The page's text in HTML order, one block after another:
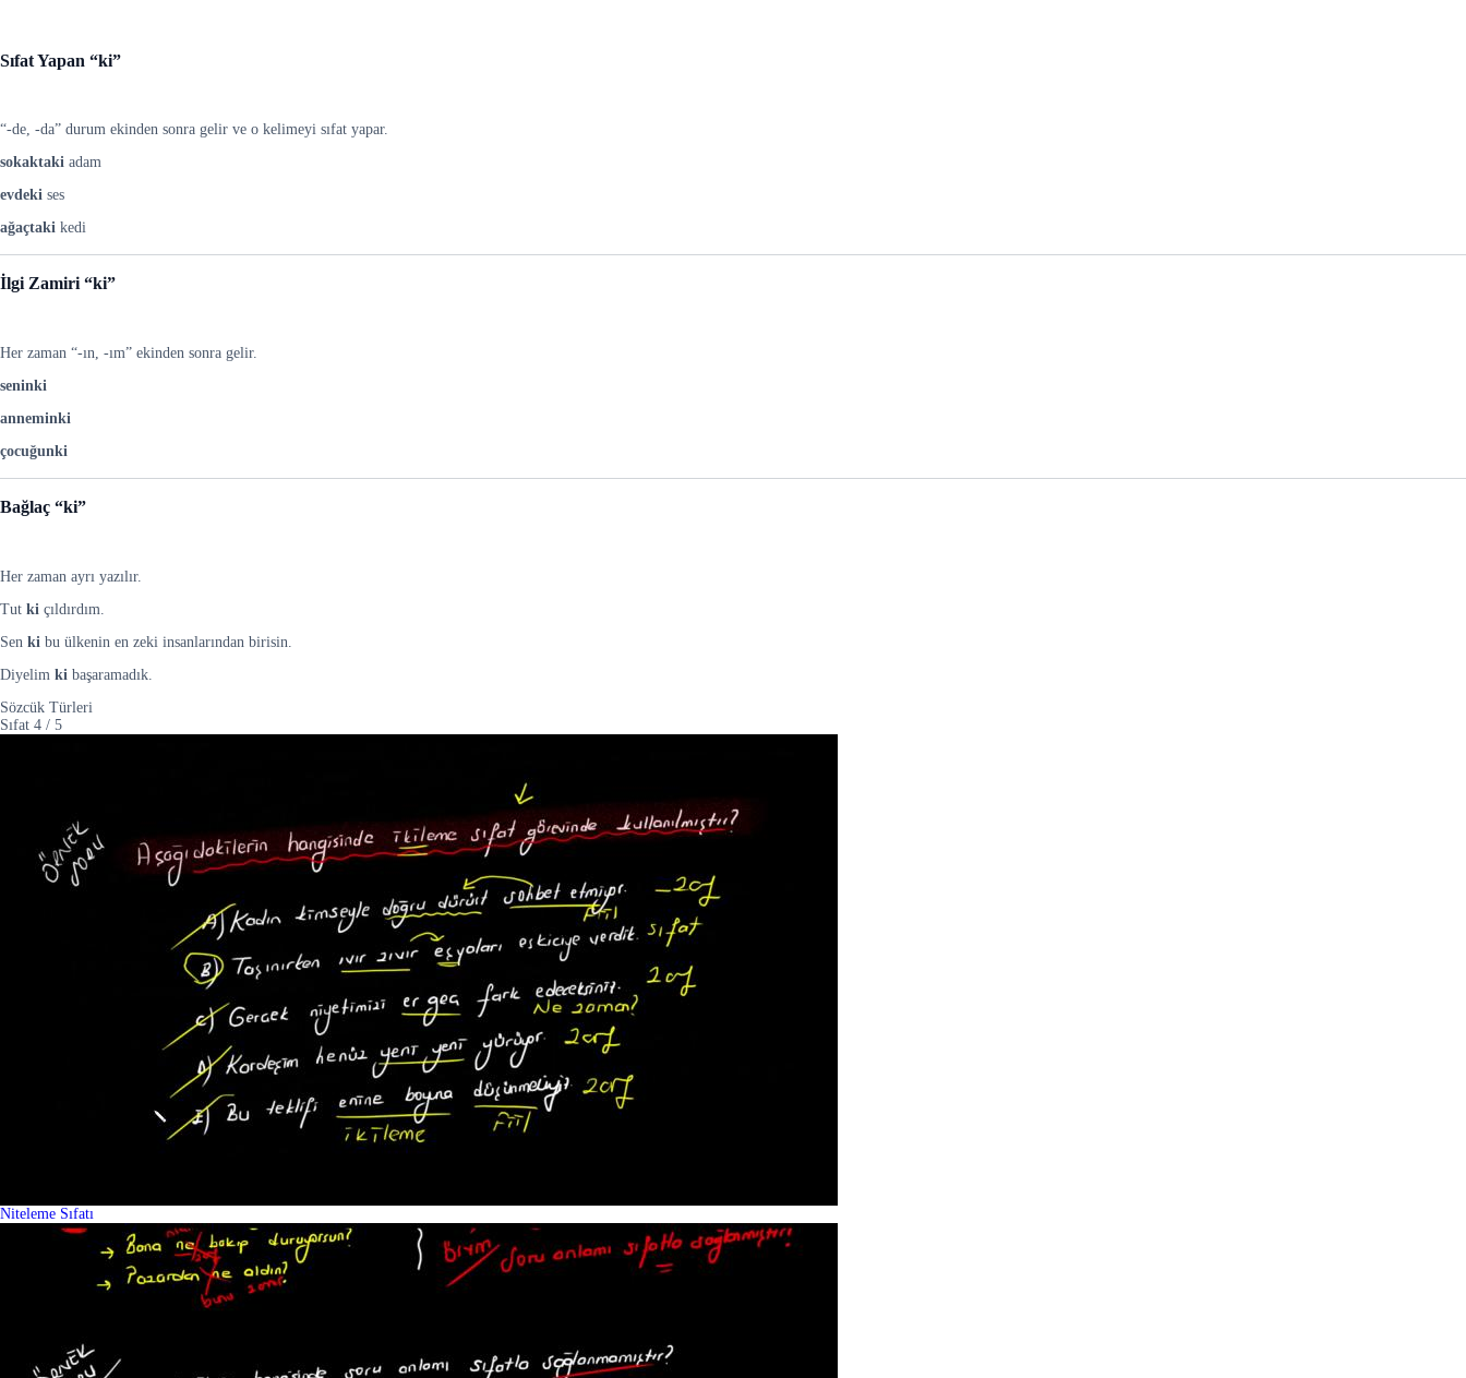
Sıfat Yapan “ki”
“-de, -da” durum ekinden sonra gelir ve o kelimeyi sıfat yapar.
sokaktaki adam
evdeki ses
ağaçtaki kedi
İlgi Zamiri “ki”
Her zaman “-ın, -ım” ekinden sonra gelir.
seninki
anneminki
çocuğunki
Bağlaç “ki”
Her zaman ayrı yazılır.
Tut ki çıldırdım.
Sen ki bu ülkenin en zeki insanlarından birisin.
Diyelim ki başaramadık.
Sözcük Türleri
Sıfat 4 / 5
Niteleme Sıfatı